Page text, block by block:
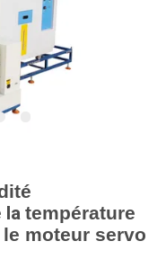
la température
moteur servo